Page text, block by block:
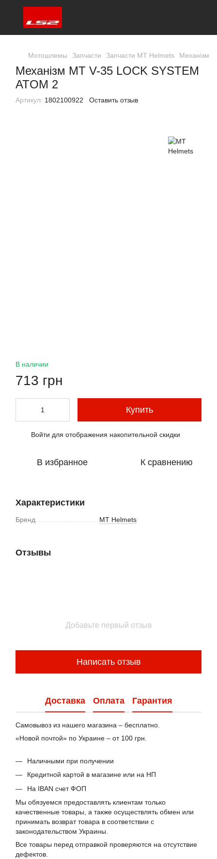
Мотошлемы Запчасти Запчасти MT Helmets Механізм
Механізм MT V-35 LOCK SYSTEM
ATOM 2
Артикул: 1802100922 Оставить отзыв
В наличии
713 грн
Купить
Войти для отображения накопительной скидки
В избранное К сравнению
Характеристики
Бренд MT Helmets
Отзывы
Добавьте первый отзыв
Написать отзыв
Доставка Оплата Гарантия
Самовывоз из нашего магазина – бесплатно.
«Новой почтой» по Украине – от 100 грн.
Наличными при получении
Кредитной картой в магазине или на НП
На IBAN счет ФОП
Мы обязуемся предоставлять клиентам только
качественные товары, а также осуществлять обмен или
принимать возврат товара в соответствии с
законодательством Украины.
Все товары перед отправкой проверяются на отсутствие
дефектов.